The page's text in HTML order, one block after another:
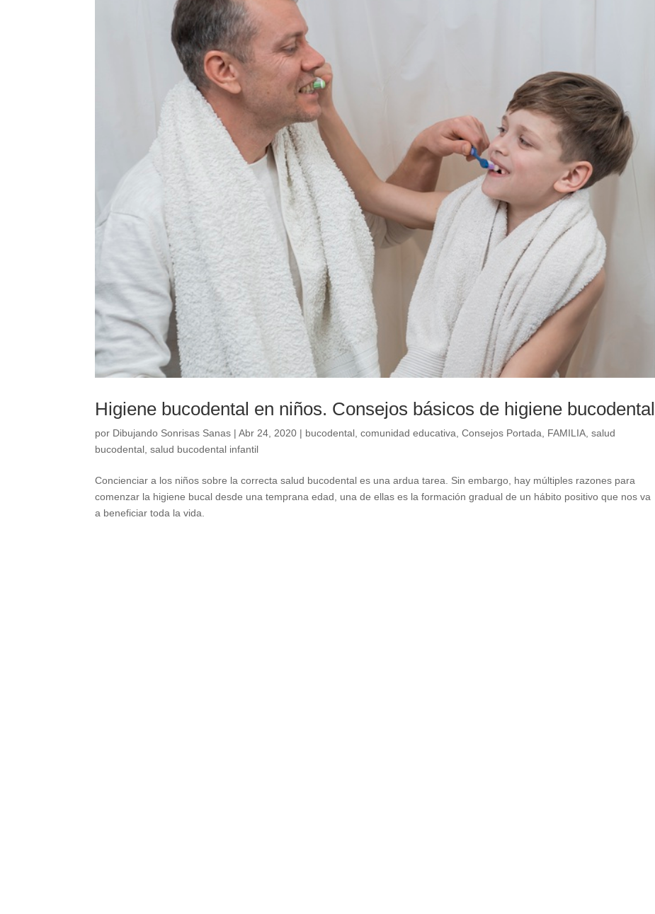
Higiene bucodental en niños. Consejos básicos de higiene bucodental
por Dibujando Sonrisas Sanas |Abr 24, 2020 | bucodental ,comunidad educativa ,Consejos Portada FAMILIA ,salud
bucodental ,salud bucodental infantil
Concienciar a los niños sobre la correcta salud bucodental es una ardua tarea. Sin embargo, hay múltiples razones para
comenzar la higiene bucal desde una temprana edad, una de ellas es la formación gradual de un hábito positivo que nos va
a beneficiar toda la vida.